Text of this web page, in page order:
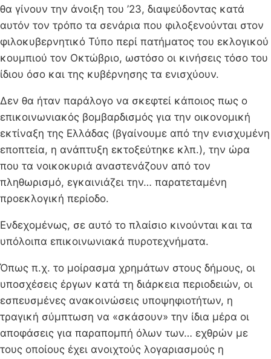
θα γίνουν την άνοιξη του ’23, διαψεύδοντας κατά
αυτόν τον τρόπο τα σενάρια που φιλοξενούνται στον
φιλοκυβερνητικό Τύπο περί πατήματος του εκλογικού
κουμπιού τον Οκτώβριο, ωστόσο οι κινήσεις τόσο του
ίδιου όσο και της κυβέρνησης τα ενισχύουν.
Δεν θα ήταν παράλογο να σκεφτεί κάποιος πως ο
επικοινωνιακός βομβαρδισμός για την οικονομική
εκτίναξη της Ελλάδας (βγαίνουμε από την ενισχυμένη
εποπτεία, η ανάπτυξη εκτοξεύτηκε κλπ.), την ώρα
που τα νοικοκυριά αναστενάζουν από τον
πληθωρισμό, εγκαινιάζει την… παρατεταμένη
προεκλογική περίοδο.
Ενδεχομένως, σε αυτό το πλαίσιο κινούνται και τα
υπόλοιπα επικοινωνιακά πυροτεχνήματα.
Όπως π.χ. το μοίρασμα χρημάτων στους δήμους, οι
υποσχέσεις έργων κατά τη διάρκεια περιοδειών, οι
εσπευσμένες ανακοινώσεις υποψηφιοτήτων, η
τραγική σύμπτωση να «σκάσουν» την ίδια μέρα οι
αποφάσεις για παραπομπή όλων των… εχθρών με
τους οποίους έχει ανοιχτούς λογαριασμούς η